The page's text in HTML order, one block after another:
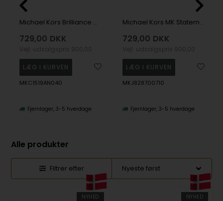
Michael Kors Brilliance Ørering
729,00 DKK
MKC1519AN040
Fjernlager, 3-5 hverdage
Michael Kors MK Statement Link Armbånd
729,00 DKK
MKJ828700710
Fjernlager, 3-5 hverdage
Alle produkter
Filtrer efter
NYHED
NYHED